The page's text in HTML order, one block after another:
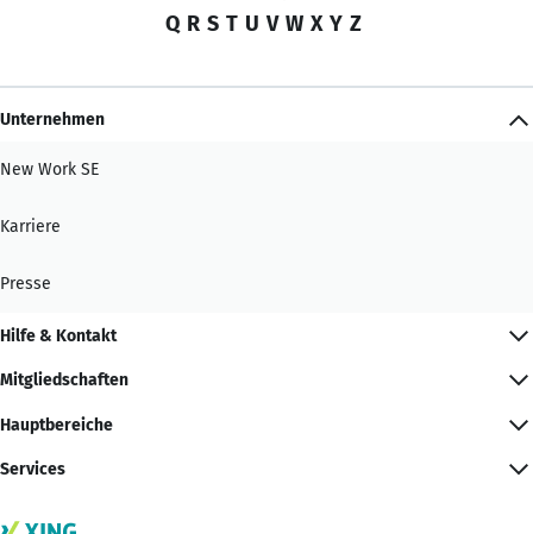
Q R S T U V W X Y Z
Unternehmen
New Work SE
Karriere
Presse
Hilfe & Kontakt
Mitgliedschaften
Hauptbereiche
Services